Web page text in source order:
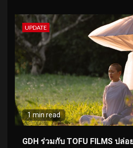
UPDATE
1 min read
GDH ร่วมกับ TOFU FILMS ปล่